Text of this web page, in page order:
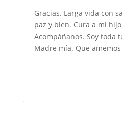
Gracias. Larga vida con
paz y bien. Cura a mi
Acompáñanos. Soy toda
Madre mía. Que amemos